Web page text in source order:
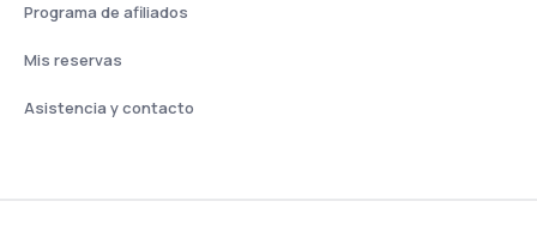
Programa de afiliados
Mis reservas
Asistencia y contacto